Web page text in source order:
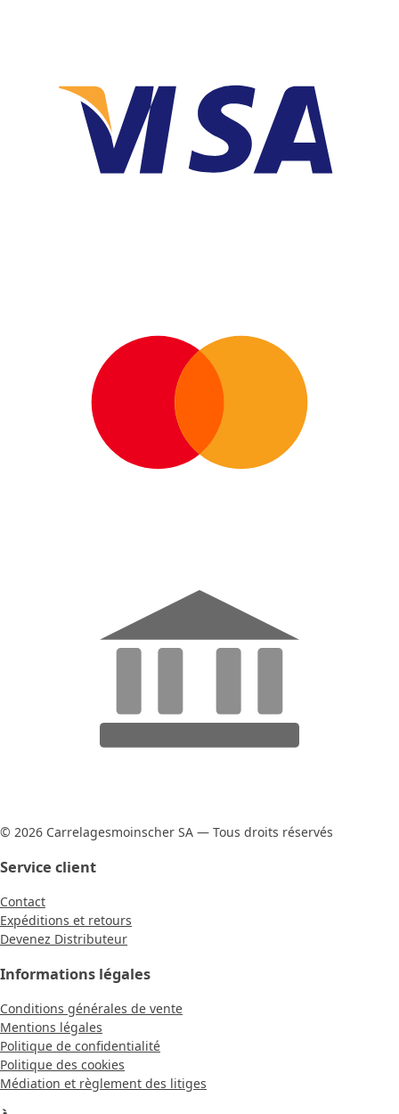
© 2026 Carrelagesmoinscher SA — Tous droits réservés
Service client
Contact
Expéditions et retours
Devenez Distributeur
Informations légales
Conditions générales de vente
Mentions légales
Politique de confidentialité
Politique des cookies
Médiation et règlement des litiges